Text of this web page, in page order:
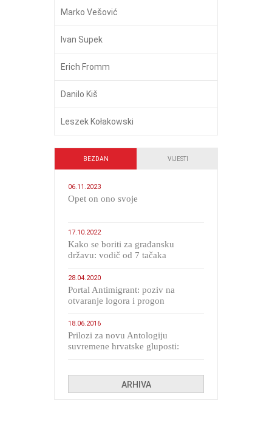
Marko Vešović
Ivan Supek
Erich Fromm
Danilo Kiš
Leszek Kołakowski
BEZDAN VIJESTI
06.11.2023
​Opet on ono svoje
17.10.2022
Kako se boriti za građansku
državu: vodič od 7 tačaka
28.04.2020
Portal Antimigrant: poziv na
otvaranje logora i progon
18.06.2016
Prilozi za novu Antologiju
suvremene hrvatske gluposti:
ARHIVA